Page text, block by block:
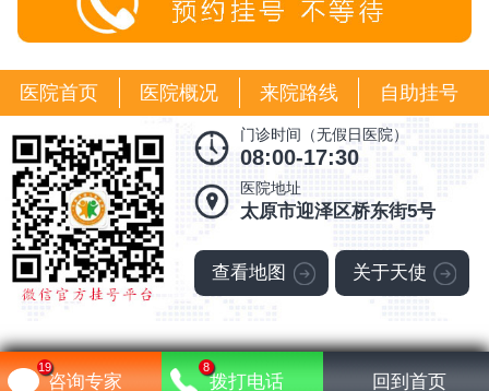
医院首页 医院概况 来院路线 自助挂号
门诊时间（无假日医院）
08:00-17:30
医院地址
太原市迎泽区桥东街5号
查看地图 关于天使
晋ICP备18007667号-16
咨询专家
19
拨打电话
8
回到首页